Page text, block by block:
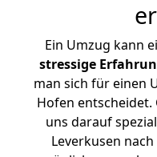
Ein Umzug kann
stressige
man sich für einen
Hofen
uns darauf
Leverkusen